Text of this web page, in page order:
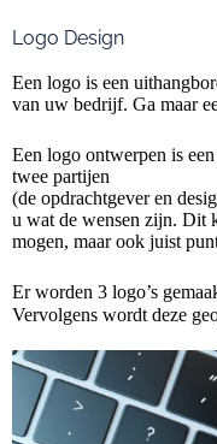
Logo Design
Een logo is een
van uw bedrijf. Ga maar
Een logo ontwerpen is
twee partijen
(de opdrachtgever en
u wat de wensen zijn. Dit
mogen, maar ook juist
Er worden 3 logo’s
Vervolgens wordt deze